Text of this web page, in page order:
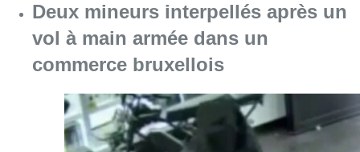
Deux mineurs interpellés après un
vol à main armée dans un
commerce bruxellois